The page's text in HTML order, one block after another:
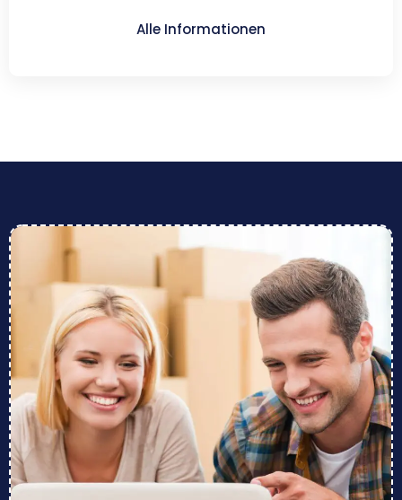
Alle Informationen